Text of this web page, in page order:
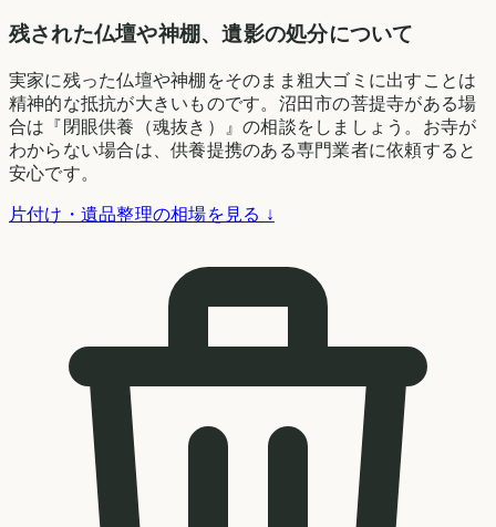
残された仏壇や神棚、遺影の処分について
実家に残った仏壇や神棚をそのまま粗大ゴミに出すことは
精神的な抵抗が大きいものです。沼田市の菩提寺がある場
合は『閉眼供養（魂抜き）』の相談をしましょう。お寺が
わからない場合は、供養提携のある専門業者に依頼すると
安心です。
片付け・遺品整理の相場を見る ↓